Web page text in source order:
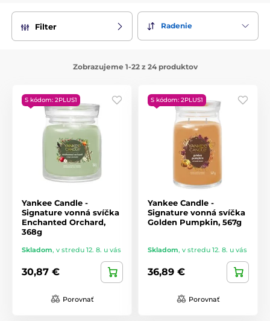
Filter Radenie
Zobrazujeme 1-22 z 24 produktov
S kódom: 2PLUS1
Yankee Candle -
Signature vonná svíčka
Enchanted Orchard,
368g
Skladom, v stredu 12. 8. u vás
30,87 €
Porovnať
S kódom: 2PLUS1
Yankee Candle -
Signature vonná svíčka
Golden Pumpkin, 567g
Skladom, v stredu 12. 8. u vás
36,89 €
Porovnať